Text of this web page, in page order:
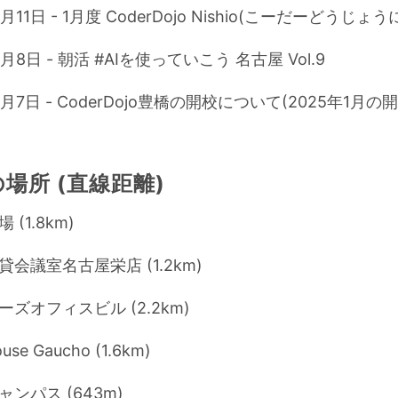
11日 - 1月度 CoderDojo Nishio(こーだーどうじょう
8日 - 朝活 #AIを使っていこう 名古屋 Vol.9
7日 - CoderDojo豊橋の開校について(2025年1月の
場所 (直線距離)
(1.8km)
会議室名古屋栄店 (1.2km)
ズオフィスビル (2.2km)
Gaucho (1.6km)
ンパス (643m)